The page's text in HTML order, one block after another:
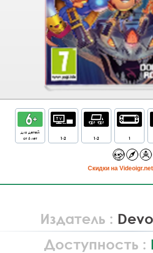
для детей
от 6 лет
1-2 1-2 1
Cкидки на
Издатель :
Доступность :